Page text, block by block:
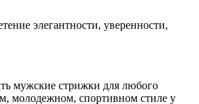
элегантности, уверенности,
мужские стрижки для любого
молодежном, спортивном стиле у